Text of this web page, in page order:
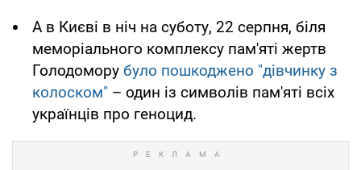
А в Києві в ніч на суботу, 22 серпня, біля
меморіального комплексу пам'яті жертв
Голодомору було пошкоджено "дівчинку з
колоском" – один із символів пам'яті всіх
українців про геноцид.